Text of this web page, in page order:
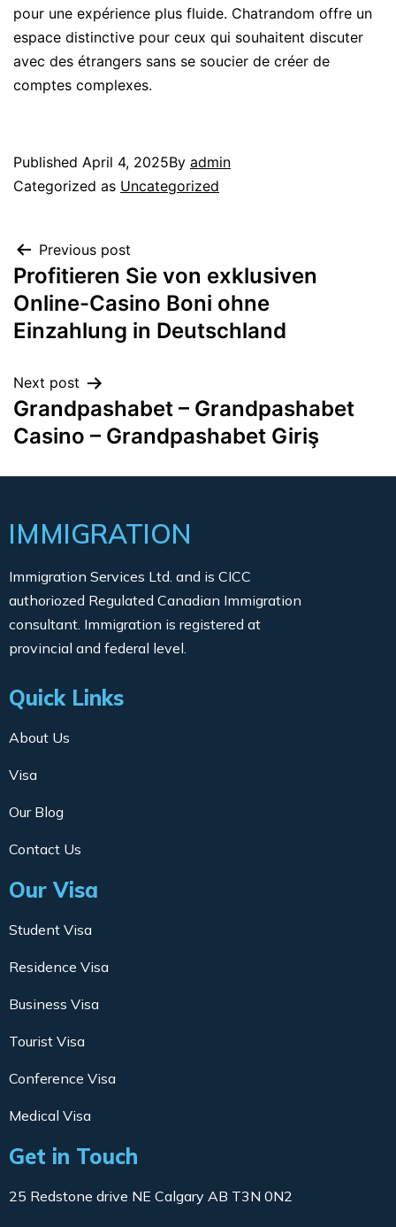
pour une expérience plus fluide. Chatrandom offre un
espace distinctive pour ceux qui souhaitent discuter
avec des étrangers sans se soucier de créer de
comptes complexes.
Published April 4, 2025By admin
Categorized as Uncategorized
Previous post
Profitieren Sie von exklusiven
Online-Casino Boni ohne
Einzahlung in Deutschland
Next post
Grandpashabet – Grandpashabet
Casino – Grandpashabet Giriş
IMMIGRATION
Immigration Services Ltd. and is CICC
authoriozed Regulated Canadian Immigration
consultant. Immigration is registered at
provincial and federal level.
Quick Links
About Us
Visa
Our Blog
Contact Us
Our Visa
Student Visa
Residence Visa
Business Visa
Tourist Visa
Conference Visa
Medical Visa
Get in Touch
25 Redstone drive NE Calgary AB T3N 0N2